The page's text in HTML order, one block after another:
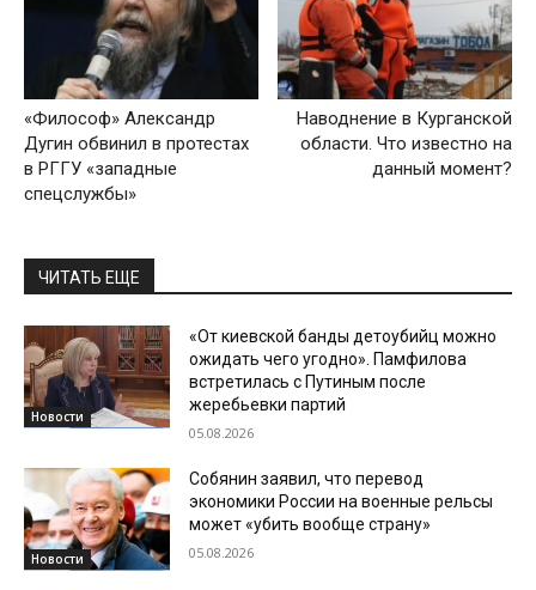
«Философ» Александр
Дугин обвинил в протестах
в РГГУ «западные
спецслужбы»
Наводнение в Курганской
области. Что известно на
данный момент?
ЧИТАТЬ ЕЩЕ
Новости
«От киевской банды детоубийц можно
ожидать чего угодно». Памфилова
встретилась с Путиным после
жеребьевки партий
05.08.2026
Новости
Собянин заявил, что перевод
экономики России на военные рельсы
может «убить вообще страну»
05.08.2026